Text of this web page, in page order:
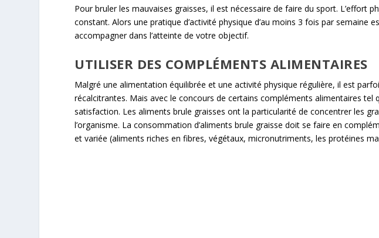
Pour bruler les mauvaises graisses, il est nécessaire de faire du sport. L’effort
constant. Alors une pratique d’activité physique d’au moins 3 fois par semaine
accompagner dans l’atteinte de votre objectif.
UTILISER DES COMPLÉMENTS ALIMENTAIRES
Malgré une alimentation équilibrée et une activité physique régulière, il est
récalcitrantes. Mais avec le concours de certains compléments alimentaires tel
satisfaction. Les aliments brule graisses ont la particularité de concentrer les
l’organisme. La consommation d’aliments brule graisse doit se faire en
et variée (aliments riches en fibres, végétaux, micronutriments, les protéines